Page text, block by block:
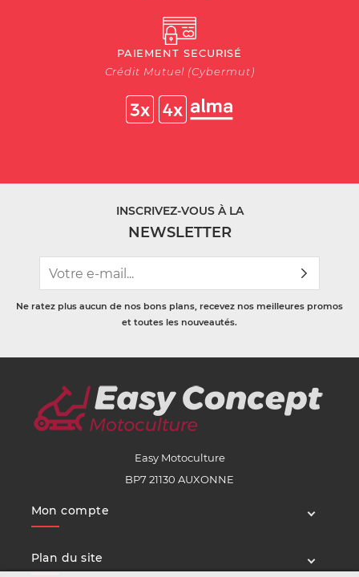
PAIEMENT SECURISÉ
Crédit Mutuel (Cybermut)
INSCRIVEZ-VOUS À LA
NEWSLETTER
Ne ratez plus aucun de nos bons plans, recevez nos meilleures promos
et toutes les nouveautés.
Easy Motoculture
BP7 21130 AUXONNE
Mon compte
Plan du site